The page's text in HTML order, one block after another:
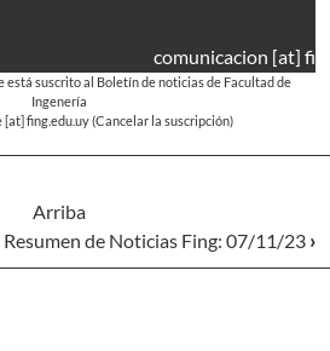
comunicacion [at]
está suscrito al Boletín de noticias de Facultad de
Ingenería
[at]fing.edu.uy(Cancelar la suscripción)
Arriba
Resumen de Noticias Fing: 07/11/23 ›